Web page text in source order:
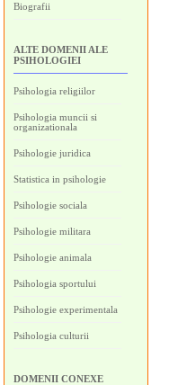
Biografii
ALTE DOMENII ALE
PSIHOLOGIEI
Psihologia religiilor
Psihologia muncii si
organizationala
Psihologie juridica
Statistica in psihologie
Psihologie sociala
Psihologie militara
Psihologie animala
Psihologia sportului
Psihologie experimentala
Psihologia culturii
DOMENII CONEXE